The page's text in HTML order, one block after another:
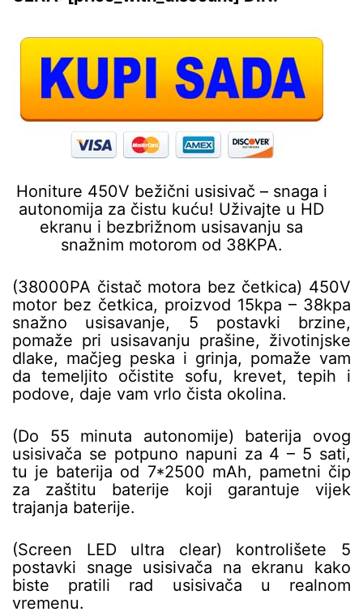
Honiture 450V bežični usisivač – snaga i
autonomija za čistu kuću! Uživajte u HD
ekranu i bezbrižnom usisavanju sa
snažnim motorom od 38KPA.
(38000PA čistač motora bez četkica) 450V
motor bez četkica, proizvod 15kpa – 38kpa
snažno usisavanje, 5 postavki brzine,
pomaže pri usisavanju prašine, životinjske
dlake, mačjeg peska i grinja, pomaže vam
da temeljito očistite sofu, krevet, tepih i
podove, daje vam vrlo čista okolina.
(Do 55 minuta autonomije) baterija ovog
usisivača se potpuno napuni za 4 – 5 sati,
tu je baterija od 7*2500 mAh, pametni čip
za zaštitu baterije koji garantuje vijek
trajanja baterije.
(Screen LED ultra clear) kontrolišete 5
postavki snage usisivača na ekranu kako
biste pratili rad usisivača u realnom
vremenu.